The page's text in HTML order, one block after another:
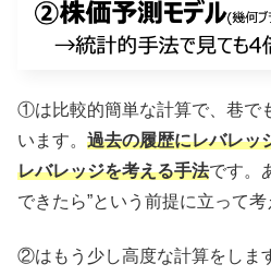
①は比較的簡単な計算で、巷で
います。 過去の履歴にレバレッ
レバレッジを考える手法です。
できたら”という前提に立って考
②はもう少し高度な計算をしま